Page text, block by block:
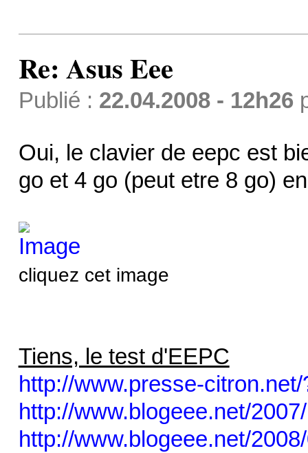
Re: Asus Eee
Publié : 22.04.2008 - 12h26
Oui, le clavier de eepc est
go et 4 go (peut etre 8 go)
cliquez cet image
Tiens, le test d'EEPC
http://www.presse-
http://www.blogeee.net/
http://www.blogeee.net/